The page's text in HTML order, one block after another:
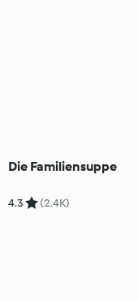
Die Familiensuppe
4.3 (2.4K)